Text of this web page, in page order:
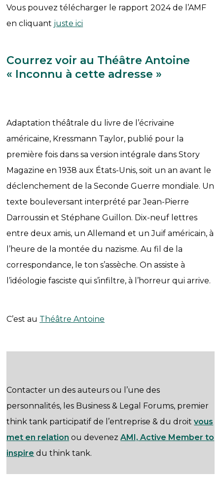
Vous pouvez télécharger le rapport 2024 de l’AMF
en cliquant juste ici
Courrez voir au Théâtre Antoine
« Inconnu à cette adresse »
Adaptation théâtrale du livre de l’écrivaine
américaine, Kressmann Taylor, publié pour la
première fois dans sa version intégrale dans Story
Magazine en 1938 aux États-Unis, soit un an avant le
déclenchement de la Seconde Guerre mondiale. Un
texte bouleversant interprété par Jean-Pierre
Darroussin et Stéphane Guillon. Dix-neuf lettres
entre deux amis, un Allemand et un Juif américain, à
l’heure de la montée du nazisme. Au fil de la
correspondance, le ton s’assèche. On assiste à
l’idéologie fasciste qui s’infiltre, à l’horreur qui arrive.
C’est au Théâtre Antoine
Contacter un des auteurs ou l’une des
personnalités, les Business & Legal Forums, premier
think tank participatif de l’entreprise & du droitvous
met en relation ou devenezAMI, Active Member to
inspire du think tank.